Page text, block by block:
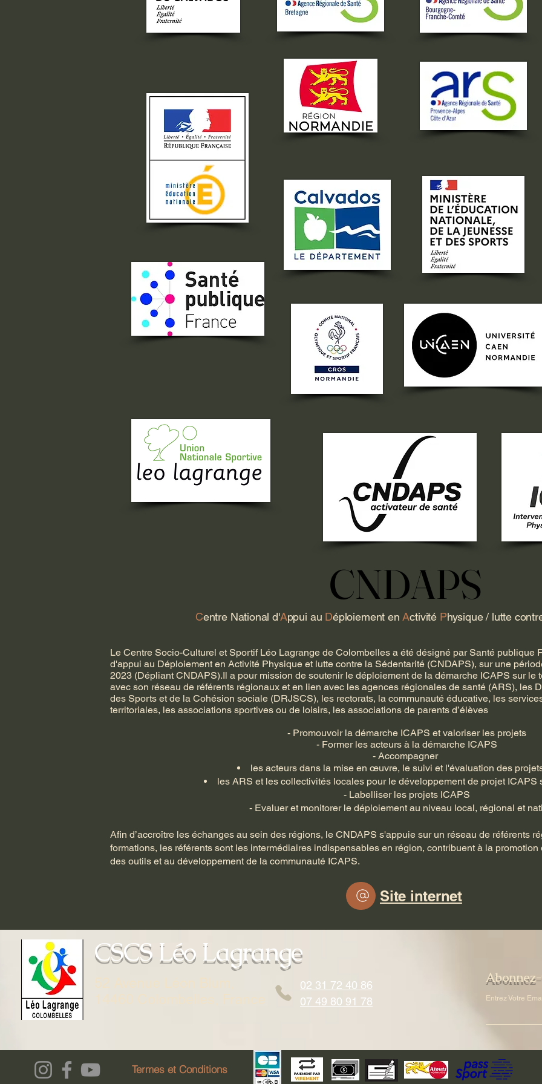
CNDAPS
CNDAPS
Centre National d'Appui au Déploiement enActivité Physique / lutte
Le Centre Socio-Culturel et Sportif Léo Lagrange de Colombelles a été désigné par Santé publique
d'appui au Déploiement en Activité Physique et lutte contre la Sédentarité (CNDAPS), sur une
2023 (Dépliant CNDAPS).Il a pour mission de soutenir le déploiement de la démarche ICAPS sur le
avec son réseau de référents régionaux et en lien avec les agences régionales de santé (ARS), les
des Sports et de la Cohésion sociale (DRJSCS), les rectorats, la communauté éducative, les
territoriales, les associations sportives ou de loisirs, les associations de parents d’élèves
- Promouvoir la démarche ICAPS et valoriser les projets
- Former les acteurs à la démarche ICAPS
- Accompagner
les acteurs dans la mise en œuvre, le suivi et l'évaluation des
les ARS et les collectivités locales pour le développement de projet ICAPS
- Labelliser les projets ICAPS
- Evaluer et monitorer le déploiement au niveau local, régional et
Afin d’accroître les échanges au sein des régions, le CNDAPS s'appuie sur un réseau de référents
formations, les référents sont les intermédiaires indispensables en région, contribuent à la
des outils et au développement de la communauté ICAPS.
Site internet
CSCS Léo Lagrange
02 31 72 40 86
07 49 80 91 78
Entrez Votre
Termes et Conditions